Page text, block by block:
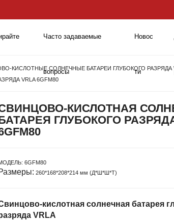
Часто задаваемые
вопросы
Новос
ти
КИСЛОТНЫЕ СОЛНЕЧНЫЕ БАТАРЕИ ГЛУБОКОГО РАЗРЯДА
VRLA 6GFM80
КИСЛОТНАЯ
ГЛУБОКОГО
6GFM80
260*168*208*214 мм (Д*Ш*Ш*Т)
кислотная солнечная батарея
VRLA